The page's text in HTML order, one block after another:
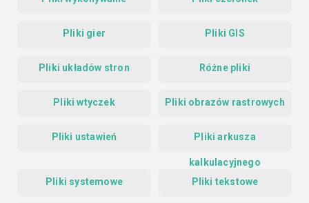
Pliki gier Pliki GIS
Pliki układów stron Różne pliki
Pliki wtyczek Pliki obrazów rastrowych
Pliki ustawień Pliki arkusza
kalkulacyjnego
Pliki systemowe
Pliki tekstowe